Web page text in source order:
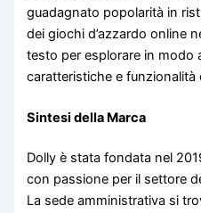
guadagnato popolarità in
dei giochi d’azzardo online
testo per esplorare in modo
caratteristiche e funzionalità
Sintesi della Marca
Dolly è stata fondata nel
con passione per il settore
La sede amministrativa si